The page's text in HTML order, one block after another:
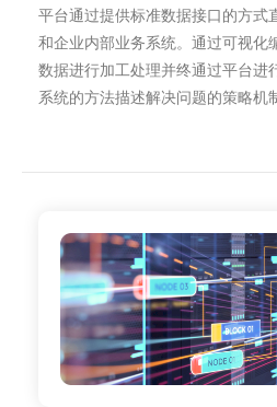
平台通过提供标准数据接口的方式
和企业内部业务系统。通过可视化
数据进行加工处理并终通过平台进
系统的方法描述解决问题的策略机